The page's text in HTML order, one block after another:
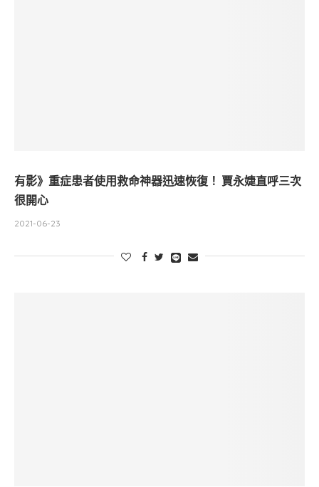
有影》重症患者使用救命神器迅速恢復！ 賈永婕直呼三次
很開心
2021-06-23